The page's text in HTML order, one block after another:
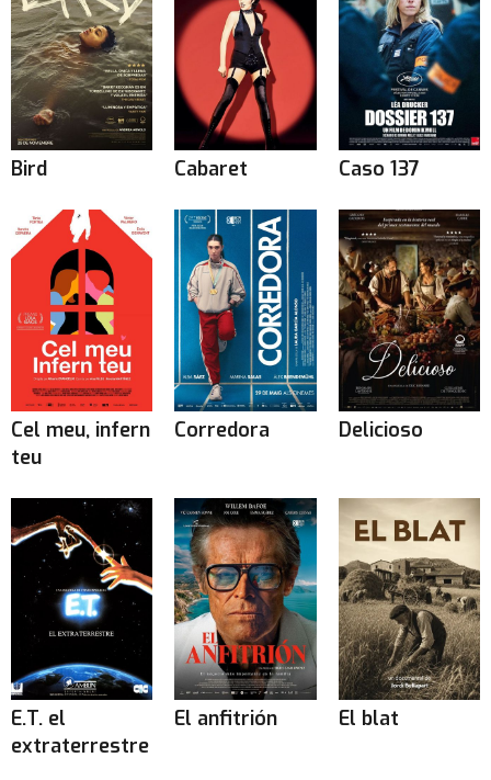
Bird Cabaret Caso 137
Cel meu, infern
teu
Corredora Delicioso
E.T. el
extraterrestre
El anfitrión El blat